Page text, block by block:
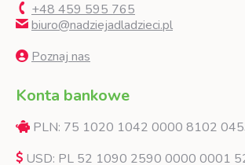
+48 459 595 765
biuro@nadziejadladzieci.pl
Poznaj nas
Konta bankowe
PLN: 75 1020 1042 0000 8102
USD: PL 52 1090 2590 0000 0001